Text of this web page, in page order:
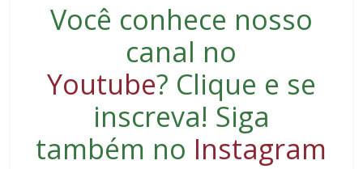
Você conhece nosso
canal no
Youtube? Clique e se
inscreva! Siga
também no Instagram